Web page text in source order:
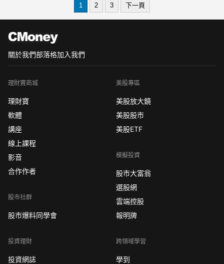
請大家一定要把握本週的最後機會。
1 2 3 下一頁
關於我們部落格加入我們
理財寶商城
理財寶
軟體
講座
線上課程
影音
合作作者
股市社群
股市爆料同學會
投資理財
投資網誌
美股專區
美股放大鏡
美股股市
美股ETF
模擬投資
股市大富翁
選股網
雲端控股
報明牌
跨領域學習
學到